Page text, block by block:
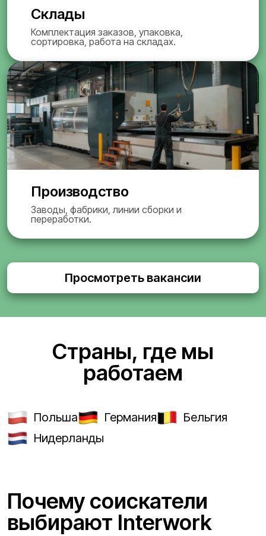
Склады
Комплектация заказов, упаковка,
сортировка, работа на складах.
Производство
Заводы, фабрики, линии сборки и
переработки.
Просмотреть вакансии
Страны, где мы
работаем
Польша Германия
Бельгия
Нидерланды
Почему соискатели
выбирают Interwork